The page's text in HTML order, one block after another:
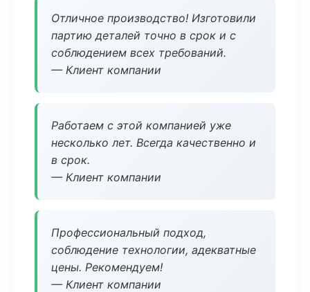
Отличное производство! Изготовили
партию деталей точно в срок и с
соблюдением всех требований.
— Клиент компании
Работаем с этой компанией уже
несколько лет. Всегда качественно и
в срок.
— Клиент компании
Профессиональный подход,
соблюдение технологии, адекватные
цены. Рекомендуем!
— Клиент компании